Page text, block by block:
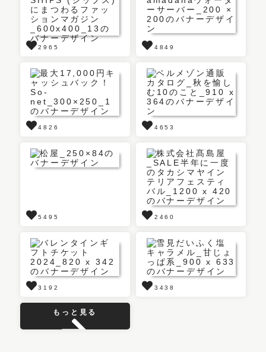
2965 4849
4826 4653
5495 2460
3192 3438
もっと見る